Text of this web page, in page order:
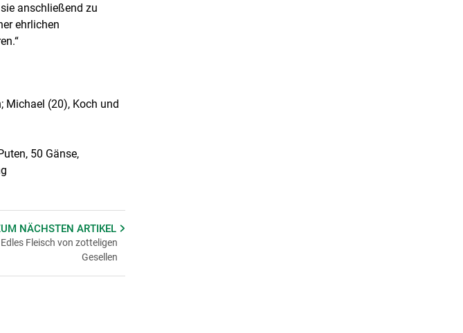
anschließend zu
ehrlichen
Michael (20), Koch und
50 Gänse,
NÄCHSTENARTIKEL
Fleisch von zotteligen
Gesellen